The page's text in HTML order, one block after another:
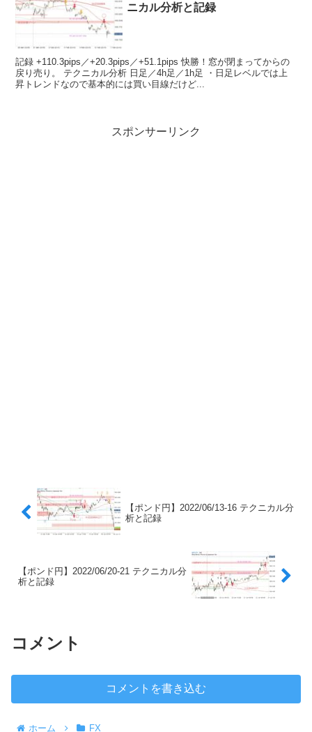
ニカル分析と記録
記録 +110.3pips／+20.3pips／+51.1pips 快勝！窓が閉まってからの
戻り売り。 テクニカル分析 日足／4h足／1h足 ・日足レベルでは上
昇トレンドなので基本的には買い目線だけど...
スポンサーリンク
【ポンド円】2022/06/13-16 テクニカル分
析と記録
【ポンド円】2022/06/20-21 テクニカル分
析と記録
コメント
コメントを書き込む
ホーム FX